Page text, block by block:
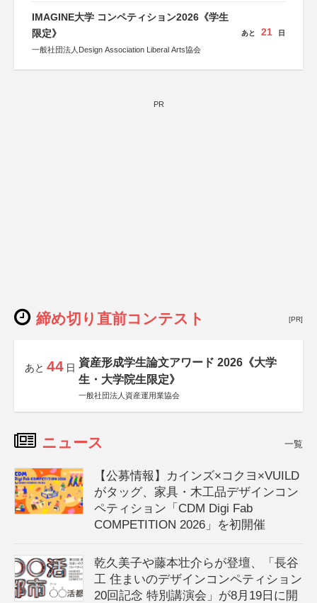
しん生命保険株式会社
IMAGINE大学 コンペティション2026《学生
限定》
一般社団法人Design Association Liberal Arts協会
あと 21 日
PR
締め切り直前コンテスト [PR]
あと 44 日 資産形成学生論文アワード 2026《大学
生・大学院生限定》
一般社団法人資産運用業協会
ニュース 一覧
【公募情報】カインズ×コクヨ×VUILD
がタッグ、家具・木工品デザインコン
ペティション「CDM Digi Fab
COMPETITION 2026」を初開催
乾久美子や藤本壮介らが登壇、「長谷
工 住まいのデザインコンペティション
20回記念 特別講演会」が8月19日に開